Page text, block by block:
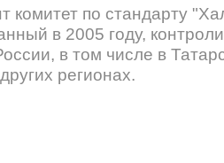
комитет по стандарту
в 2005 году,
в том числе в
регионах.